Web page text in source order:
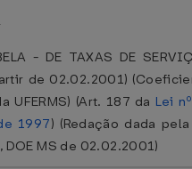
- DE TAXAS DE
de 02.02.2001)
UFERMS) (Art. 187 da Lei
1997) (Redação dada pela
, DOE MS de 02.02.2001)